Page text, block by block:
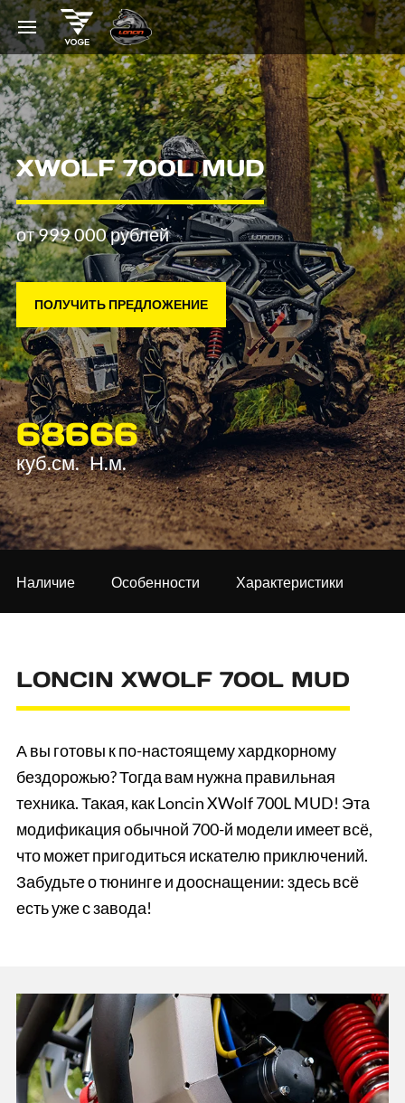
XWOLF 700L MUD
от 999 000 рублей
ПОЛУЧИТЬ ПРЕДЛОЖЕНИЕ
686
куб.см.
66
Н.м.
Наличие Особенности Характеристики
LONCIN XWOLF 700L MUD
А вы готовы к по-настоящему хардкорному
бездорожью? Тогда вам нужна правильная
техника. Такая, как Loncin XWolf 700L MUD! Эта
модификация обычной 700-й модели имеет всё,
что может пригодиться искателю приключений.
Забудьте о тюнинге и дооснащении: здесь всё
есть уже с завода!